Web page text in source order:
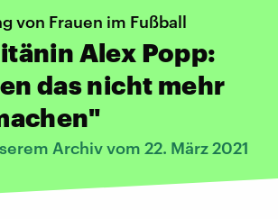
von Frauen im Fußball
Alex Popp:
das nicht mehr
Archiv vom 22. März 2021